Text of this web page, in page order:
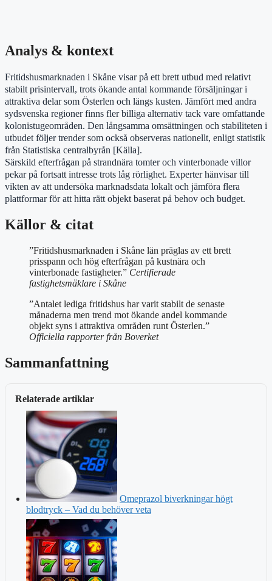
Analys & kontext
Fritidshusmarknaden i Skåne visar på ett brett utbud med relativt
stabilt prisintervall, trots ökande antal kommande försäljningar i
attraktiva delar som Österlen och längs kusten. Jämfört med andra
sydsvenska regioner finns fler billiga alternativ tack vare omfattande
kolonistugeområden. Den långsamma omsättningen och stabiliteten i
utbudet följer trender som också observeras nationellt, enligt statistik
från Statistiska centralbyrån [Källa].
Särskild efterfrågan på strandnära tomter och vinterbonade villor
pekar på fortsatt intresse trots låg rörlighet. Experter hänvisar till
vikten av att undersöka marknadsdata lokalt och jämföra flera
plattformar för att hitta rätt objekt baserat på behov och budget.
Källor & citat
”Fritidshusmarknaden i Skåne län präglas av ett brett
prisspann och hög efterfrågan på kustnära och
vinterbonade fastigheter.” Certifierade
fastighetsmäklare i Skåne
”Antalet lediga fritidshus har varit stabilt de senaste
månaderna men trend mot ökande andel kommande
objekt syns i attraktiva områden runt Österlen.”
Officiella rapporter från Boverket
Sammanfattning
Relaterade artiklar
Omeprazol biverkningar högt
blodtryck – Vad du behöver veta